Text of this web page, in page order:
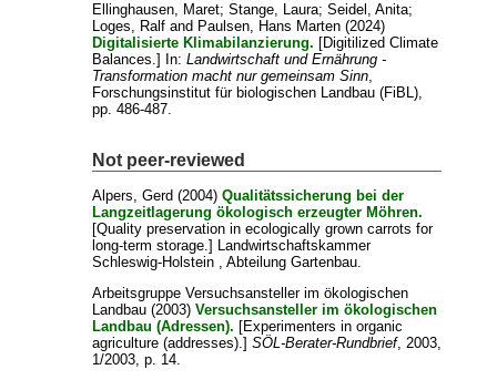
Ellinghausen, Maret;Stange, Laura;Seidel, Anita;
Loges, Ralf and Paulsen, Hans Marten (2024)
Digitalisierte Klimabilanzierung. [Digitilized Climate
Balances.] In:Landwirtschaft und Ernährung -
Transformation macht nur gemeinsam Sinn,
Forschungsinstitut für biologischen Landbau (FiBL),
pp. 486-487.
Not peer-reviewed
Alpers, Gerd (2004)Qualitätssicherung bei der
Langzeitlagerung ökologisch erzeugter Möhren.
[Quality preservation in ecologically grown carrots for
long-term storage.] Landwirtschaftskammer
Schleswig-Holstein , Abteilung Gartenbau.
Arbeitsgruppe Versuchsansteller im ökologischen
Landbau (2003)Versuchsansteller im ökologischen
Landbau (Adressen). [Experimenters in organic
agriculture (addresses).]SÖL-Berater-Rundbrief, 2003,
1/2003, p. 14.